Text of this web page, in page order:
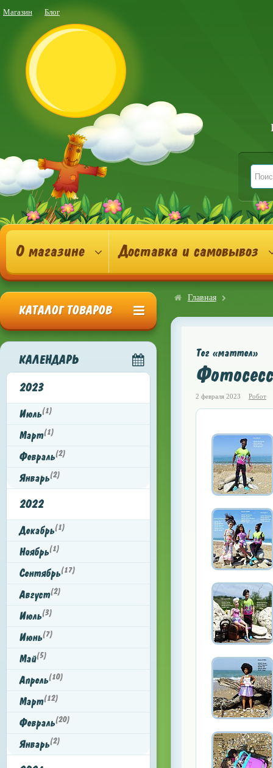
Магазин Блог
О магазине Доставка и самовывоз
КАТАЛОГ ТОВАРОВ
КАЛЕНДАРЬ
2023
Июль(1)
Март(1)
Февраль(2)
Январь(2)
2022
Декабрь(1)
Ноябрь(1)
Сентябрь(17)
Август(2)
Июль(3)
Июнь(7)
Май(5)
Апрель(10)
Март(12)
Февраль(20)
Январь(2)
Главная
Тег «маттел»
2 февраля 2023 Робот